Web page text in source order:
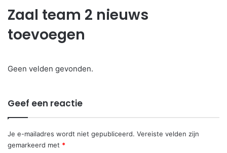
Zaal team 2 nieuws
toevoegen
Geen velden gevonden.
Geef een reactie
Je e-mailadres wordt niet gepubliceerd. Vereiste velden zijn
gemarkeerd met *